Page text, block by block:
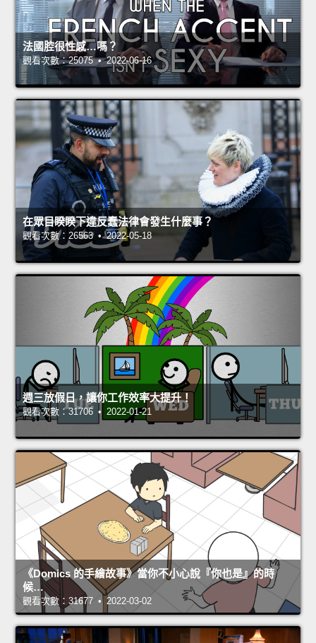
法國腔很性感…嗎？
觀看次數：25075 • 2022-06-16
在眾目睽睽下違反蠢法律會發生什麼事？
觀看次數：26563 • 2022-05-18
週三放假日，讓你工作效率大提升！
觀看次數：31706 • 2022-01-21
《Domics 的手繪故事》當你不小心說『你也是』的時
候…
觀看次數：31677 • 2022-03-02